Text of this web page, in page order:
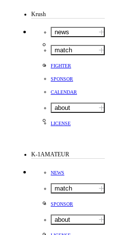
Krush
news
match
FIGHTER
SPONSOR
CALENDAR
about
LICENSE
K-1AMATEUR
NEWS
match
SPONSOR
about